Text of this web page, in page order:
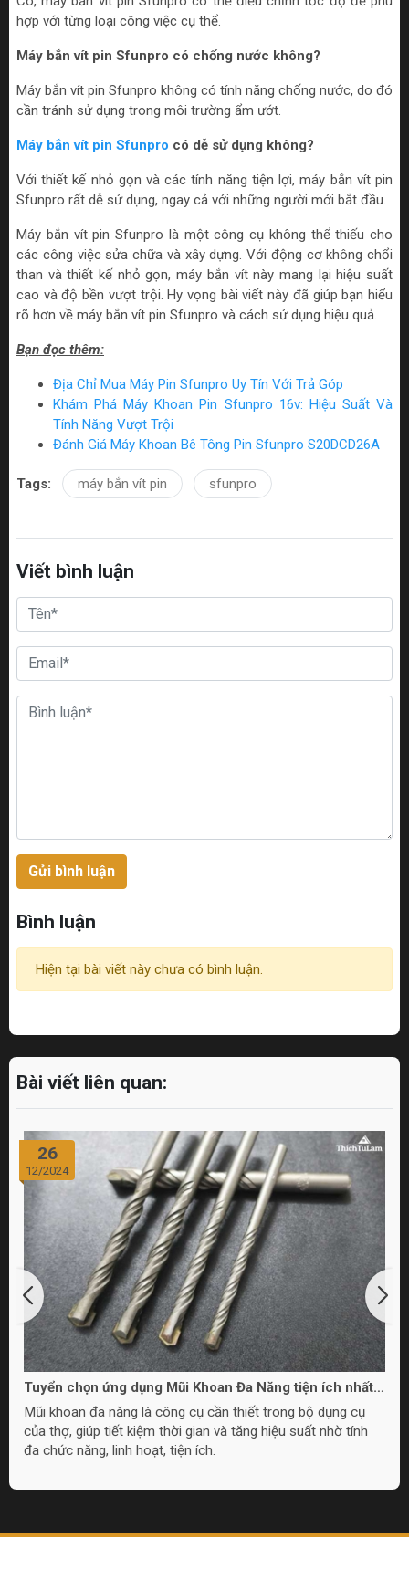
hợp với từng loại công việc cụ thể.
Máy bắn vít pin Sfunpro có chống nước không?
Máy bắn vít pin Sfunpro không có tính năng chống nước, do đó
cần tránh sử dụng trong môi trường ẩm ướt.
Máy bắn vít pin Sfunpro có dễ sử dụng không?
Với thiết kế nhỏ gọn và các tính năng tiện lợi, máy bắn vít pin
Sfunpro rất dễ sử dụng, ngay cả với những người mới bắt đầu.
Máy bắn vít pin Sfunpro là một công cụ không thể thiếu cho
các công việc sửa chữa và xây dựng. Với động cơ không chổi
than và thiết kế nhỏ gọn, máy bắn vít này mang lại hiệu suất
cao và độ bền vượt trội. Hy vọng bài viết này đã giúp bạn hiểu
rõ hơn về máy bắn vít pin Sfunpro và cách sử dụng hiệu quả.
Bạn đọc thêm:
Địa Chỉ Mua Máy Pin Sfunpro Uy Tín Với Trả Góp
Khám Phá Máy Khoan Pin Sfunpro 16v: Hiệu Suất Và
Tính Năng Vượt Trội
Đánh Giá Máy Khoan Bê Tông Pin Sfunpro S20DCD26A
Tags: máy bắn vít pin sfunpro
Viết bình luận
Gửi bình luận
Bình luận
Hiện tại bài viết này chưa có bình luận.
Bài viết liên quan:
22
10/2024
ODM và OEM: Sự khác biệt và ý nghĩa
Tìm hiểu sự khác biệt giữa ODM và OEM, cùng ý nghĩa của
chúng trong sản xuất và phát triển sản phẩm, giúp bạn chọn
lựa giải pháp tốt nhất cho doanh nghiệp.